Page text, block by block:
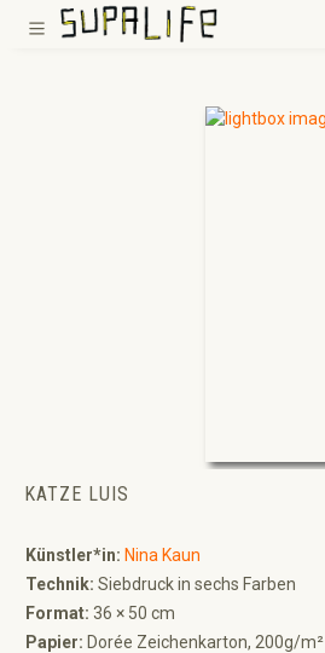
Zum Hauptinhalt springen
KATZE LUIS
Künstler*in: Nina Kaun
Technik: Siebdruck in sechs Farben
Format: 36 × 50 cm
Papier: Dorée Zeichenkarton, 200g/m²